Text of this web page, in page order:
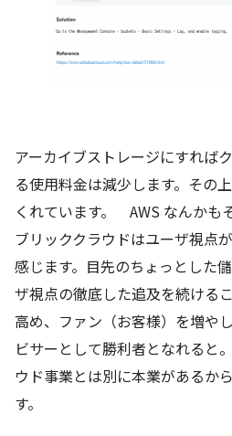
アーカイブストレージにすれば
る使用料金は減少します。その
くれています。 AWS なんかも
ブリッククラウドはユーザ視点
感じます。目先のちょっとした
ザ視点の徹底した追及を続ける
高め、ファン（お客様）を増や
ビサーとして勝利者となれると
ウド事業とは別に本業があるか
す。